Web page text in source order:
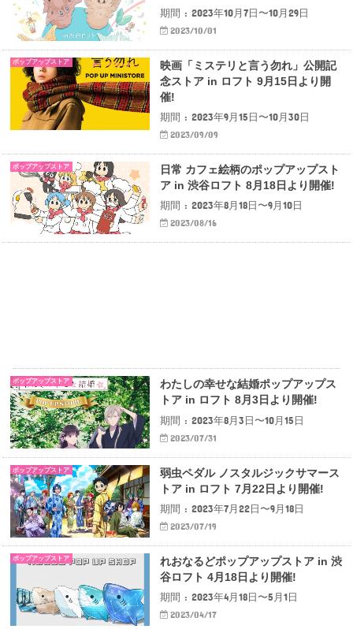
期間 : 2023年10月7日〜10月29日
2023/10/01
ポップアップストア
映画「ミステリと言う勿れ」公開記
念ストア in ロフト 9月15日より開
催!
期間 : 2023年9月15日〜10月30日
2023/09/09
ポップアップストア
日常 カフェ絵柄のポップアップスト
ア in 渋谷ロフト 8月18日より開催!
期間 : 2023年8月18日〜9月10日
2023/08/16
ポップアップストア
わたしの幸せな結婚ポップアップス
トア in ロフト 8月3日より開催!
期間 : 2023年8月3日〜10月15日
2023/07/31
ポップアップストア
弱虫ペダル ノスタルジックサマース
トア in ロフト 7月22日より開催!
期間 : 2023年7月22日〜9月18日
2023/07/19
ポップアップストア
れおなるどポップアップストア in 渋
谷ロフト 4月18日より開催!
期間 : 2023年4月18日〜5月1日
2023/04/17